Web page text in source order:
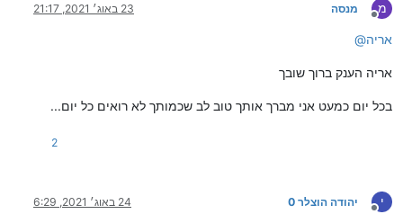
מ
מנותק
מנסה 23 באוג׳ 2021, 21:17
@אריה
אריה הענק ברוך שובך
בכל יום כמעט אני מברך אותך טוב לב שכמותך לא רואים כל יום...
2
י
מנותק
יהודה הוצלר 0 24 באוג׳ 2021, 6:29